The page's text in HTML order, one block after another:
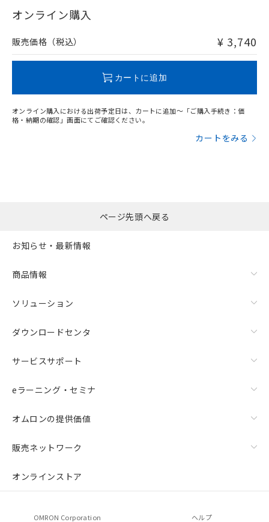
在庫等で未対応品が混在する可能性があります。
問い合わせください。
オンライン購入
販売価格（税込） ¥ 3,740
カートに追加
オンライン購入における出荷予定日は、カートに追加～「ご購入手続き：価
格・納期の確認」画面にてご確認ください。
カートをみる
ページ先頭へ戻る
お知らせ・最新情報
商品情報
ソリューション
ダウンロードセンタ
サービスサポート
eラーニング・セミナ
オムロンの提供価値
販売ネットワーク
オンラインストア
OMRON Corporation ヘルプ